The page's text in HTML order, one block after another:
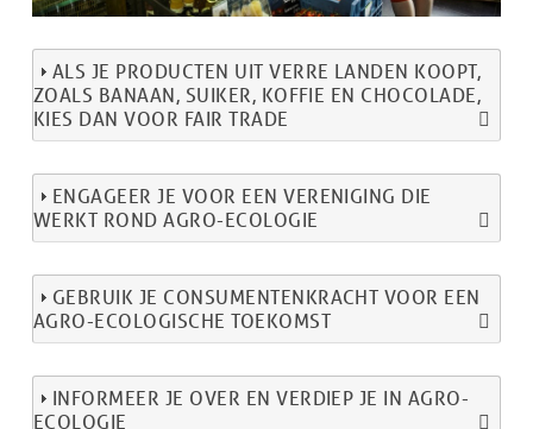
ALS JE PRODUCTEN UIT VERRE LANDEN KOOPT,
ZOALS BANAAN, SUIKER, KOFFIE EN CHOCOLADE,
KIES DAN VOOR FAIR TRADE
ENGAGEER JE VOOR EEN VERENIGING DIE
WERKT ROND AGRO-ECOLOGIE
GEBRUIK JE CONSUMENTENKRACHT VOOR EEN
AGRO-ECOLOGISCHE TOEKOMST
INFORMEER JE OVER EN VERDIEP JE IN AGRO-
ECOLOGIE